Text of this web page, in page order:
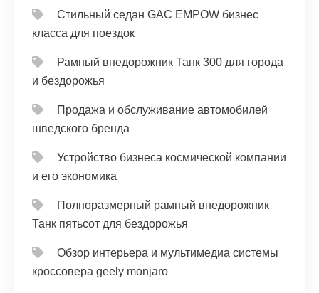
Стильный седан GAC EMPOW бизнес
класса для поездок
Рамный внедорожник Танк 300 для города
и бездорожья
Продажа и обслуживание автомобилей
шведского бренда
Устройство бизнеса космической компании
и его экономика
Полноразмерный рамный внедорожник
Танк пятьсот для бездорожья
Обзор интерьера и мультимедиа системы
кроссовера geely monjaro